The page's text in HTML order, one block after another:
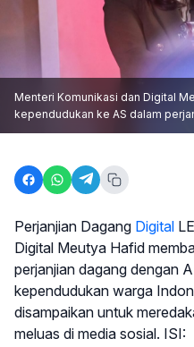
Menteri Komunikasi dan Digital
kependudukan ke AS dalam
Perjanjian Dagang Digital
Digital Meutya Hafid
perjanjian dagang dengan
kependudukan warga
disampaikan untuk
meluas di media sosial. ISI: